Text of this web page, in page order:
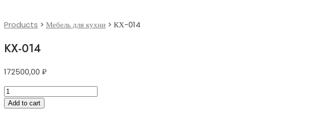
Products > Мебель для кухни > КХ-014
КХ-014
172500,00 ₽
КХ-014
quantity
Add to cart